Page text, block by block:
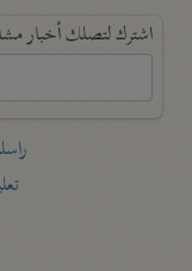
اشترك لتصلك أخبار